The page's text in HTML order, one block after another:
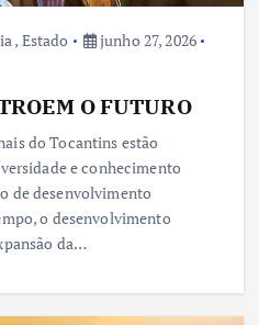
, Estado
junho 27, 2026
O FUTURO
do Tocantins estão
e conhecimento
de desenvolvimento
o desenvolvimento
da…